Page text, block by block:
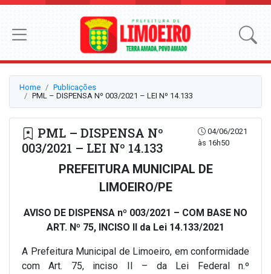
Home
Publicações
PML – DISPENSA Nº 003/2021 – LEI Nº 14.133
PML – DISPENSA Nº
003/2021 – LEI Nº 14.133
04/06/2021
às 16h50
PREFEITURA MUNICIPAL DE
LIMOEIRO/PE
AVISO DE DISPENSA nº 003/2021 – COM BASE NO
ART. Nº 75, INCISO II da Lei 14.133/2021
A Prefeitura Municipal de Limoeiro, em conformidade
com Art. 75, inciso II – da Lei Federal n.º